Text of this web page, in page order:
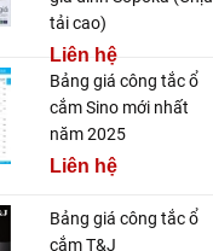
tải cao)
Liên hệ
Bảng giá công tắc ổ
cắm Sino mới nhất
năm 2025
Liên hệ
Bảng giá công tắc ổ
cắm T&J